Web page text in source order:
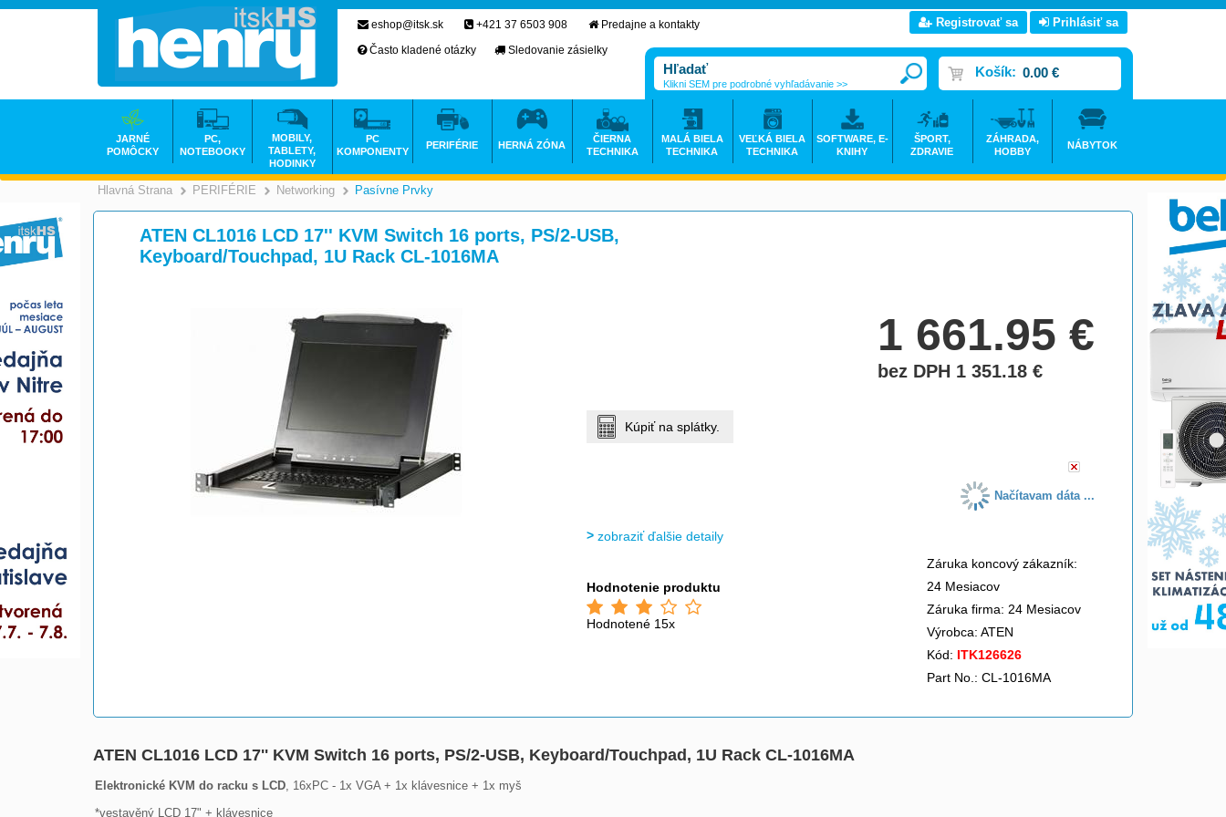
Hlavná Strana >
PERIFÉRIE >
Networking >
Pasívne Prvky
ATEN CL1016 LCD 17'' KVM Switch 16 ports, PS/2-USB,
Keyboard/Touchpad, 1U Rack CL-1016MA
1 661.95€
bez DPH 1 351.18€
Kúpiť na splátky.
Načítavam dáta ...
zobraziť ďalšie detaily
Hodnotenie produktu
Hodnotené 15x
Záruka koncový zákazník:
24 Mesiacov
Záruka firma: 24 Mesiacov
Výrobca: ATEN
Kód: ITK126626
Part No.: CL-1016MA
ATEN CL1016 LCD 17'' KVM Switch 16 ports, PS/2-USB, Keyboard/Touchpad, 1U Rack CL-1016MA
Elektronické KVM do racku s LCD, 16xPC - 1x VGA + 1x klávesnice + 1x myš
*vestavěný LCD 17" + klávesnice
eshop@itsk.sk +421 37 6503 908
Predajne a kontakty
Často kladené otázky
Sledovanie zásielky
Registrovať sa Prihlásiť sa
Košík: 0.00 €
Klikni SEM pre podrobné vyhľadávanie >>
JARNÉ
POMÔCKY
PC,
NOTEBOOKY
MOBILY,
TABLETY,
HODINKY
PC
KOMPONENTY
PERIFÉRIE HERNÁ ZÓNA
ČIERNA
TECHNIKA
MALÁ BIELA
TECHNIKA
VEĽKÁ BIELA
TECHNIKA
SOFTWARE, E-
KNIHY
ŠPORT,
ZDRAVIE
ZÁHRADA,
HOBBY
NÁBYTOK